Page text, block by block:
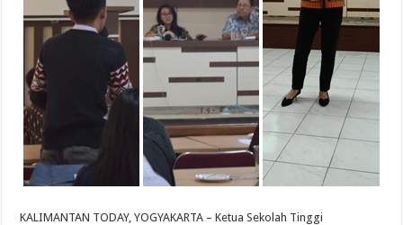
KALIMANTAN TODAY, YOGYAKARTA – Ketua Sekolah Tinggi